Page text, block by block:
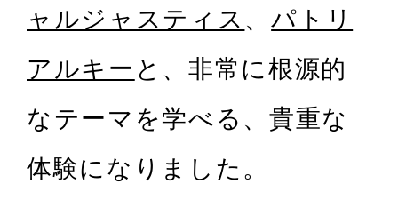
ャルジャスティス 、パトリ
アルキー と、非常に根源的
なテーマを学べる、貴重な
体験になりました。